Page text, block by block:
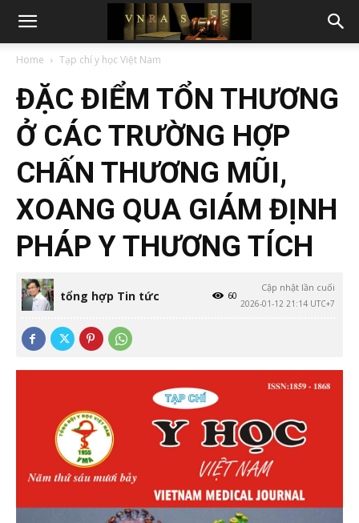
Home Tạp chí y học Việt Nam
ĐẶC ĐIỂM TỔN THƯƠNG
Ở CÁC TRƯỜNG HỢP
CHẤN THƯƠNG MŨI,
XOANG QUA GIÁM ĐỊNH
PHÁP Y THƯƠNG TÍCH
tổng hợp Tin tức
Cập nhật lần cuối
2026-01-12 21:14 UTC+7
60